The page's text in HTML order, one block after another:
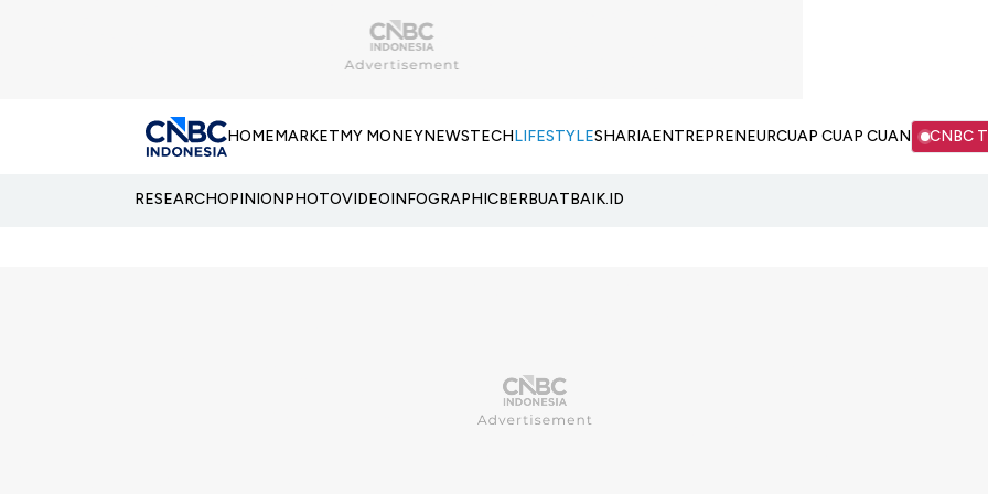
HOMEMARKETMY MONEYNEWSTECHLIFESTYLESHARIAENTREPRENEURCUAP CUAP CUAN CNBC
RESEARCHOPINIONPHOTOVIDEOINFOGRAPHICBERBUATBAIK.ID